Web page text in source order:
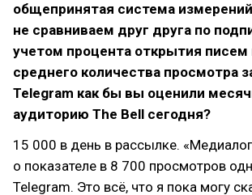
общепринятая система
не сравниваем друг друга по
учетом процента открытия писем
среднего количества просмотра
Telegram как бы вы оценили
аудиторию The Bell сегодня?
15 000 в день в рассылке.
о показателе в 8 700 просмотров
Telegram. Это всё, что я пока могу